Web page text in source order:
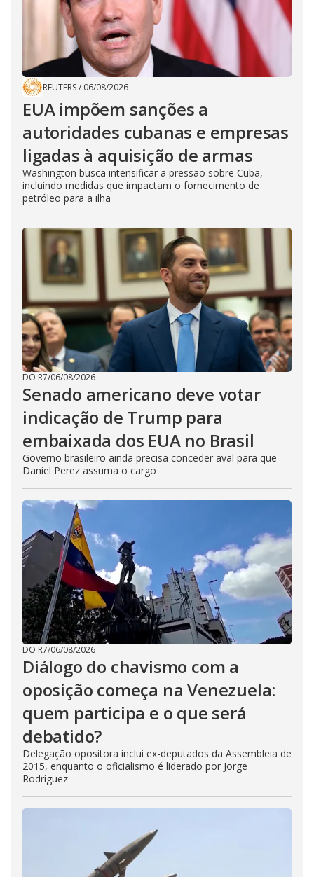
REUTERS/ 06/08/2026
EUA impõem sanções a
autoridades cubanas e empresas
ligadas à aquisição de armas
Washington busca intensificar a pressão sobre Cuba,
incluindo medidas que impactam o fornecimento de
petróleo para a ilha
DO R7/06/08/2026
Senado americano deve votar
indicação de Trump para
embaixada dos EUA no Brasil
Governo brasileiro ainda precisa conceder aval para que
Daniel Perez assuma o cargo
DO R7/06/08/2026
Diálogo do chavismo com a
oposição começa na Venezuela:
quem participa e o que será
debatido?
Delegação opositora inclui ex-deputados da Assembleia de
2015, enquanto o oficialismo é liderado por Jorge
Rodríguez